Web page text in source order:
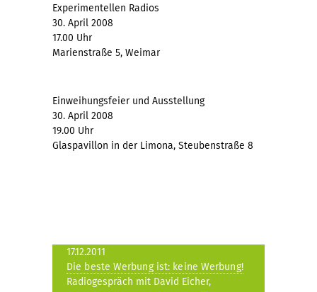
Experimentellen Radios
30. April 2008
17.00 Uhr
Marienstraße 5, Weimar
Einweihungsfeier und Ausstellung
30. April 2008
19.00 Uhr
Glaspavillon in der Limona, Steubenstraße 8
17.12.2011
Die beste Werbung ist: keine Werbung!
Radiogespräch mit David Eicher,